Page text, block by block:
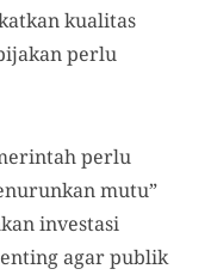
kualitas
perlu
perlu
mutu”
investasi
agar publik